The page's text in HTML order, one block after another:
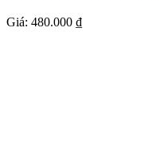
Giá: 480.000 ₫